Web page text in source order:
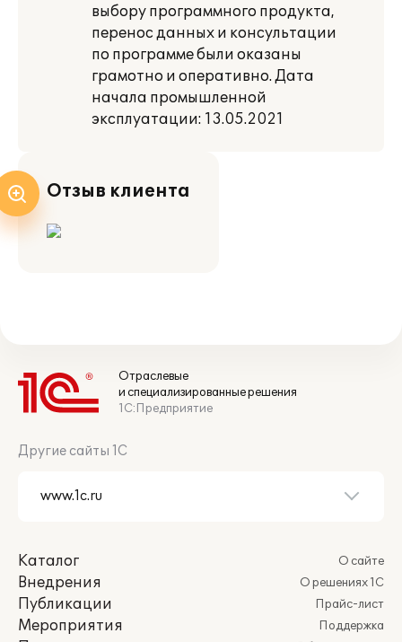
выбору программного продукта,
перенос данных и консультации
по программе были оказаны
грамотно и оперативно. Дата
начала промышленной
эксплуатации: 13.05.2021
Отзыв клиента
Отраслевые
и специализированные решения
1С:Предприятие
Другие сайты 1С
Каталог
Внедрения
Публикации
Мероприятия
О сайте
О решениях 1С
Прайс-лист
Поддержка